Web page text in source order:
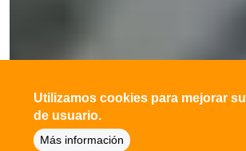
Utilizamos cookies para mejorar
de usuario.
Más información